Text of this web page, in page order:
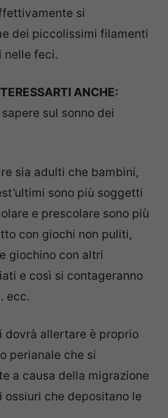
si
dei piccolissimi filamenti
nelle feci.
ANCHE:
sul sonno dei
sia adulti che bambini,
sono più soggetti
e prescolare sono più
con giochi non puliti,
giochino con altri
e così si contageranno
ecc.
dovrà allertare è proprio
perianale che si
a causa della migrazione
ossiuri che depositano le